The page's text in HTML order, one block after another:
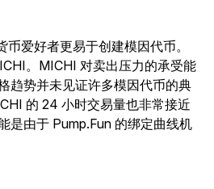
爱好者更易于创建模因代币。
。MICHI 对卖出压力的承受能
趋势并未见证许多模因代币的典
的 24 小时交易量也非常接近
是由于 Pump.Fun 的绑定曲线机